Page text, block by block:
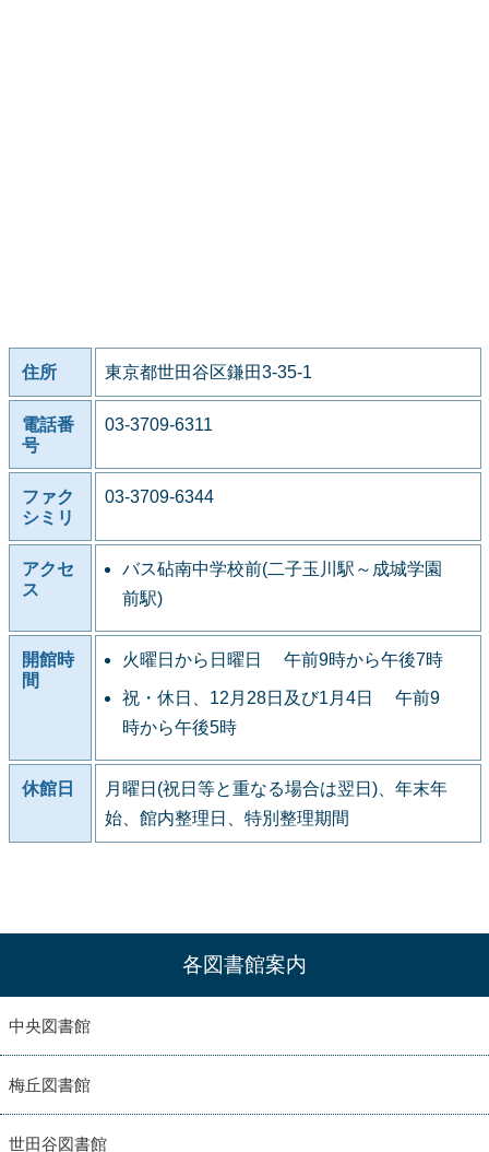
住所 東京都世田谷区鎌田3-35-1
電話番
号
03-3709-6311
ファク
シミリ
03-3709-6344
アクセ
ス
バス砧南中学校前(二子玉川駅～成城学園
前駅)
開館時
間
火曜日から日曜日 午前9時から午後7時
祝・休日、12月28日及び1月4日 午前9
時から午後5時
休館日
月曜日(祝日等と重なる場合は翌日)、年末年
始、館内整理日、特別整理期間
各図書館案内
中央図書館
梅丘図書館
世田谷図書館